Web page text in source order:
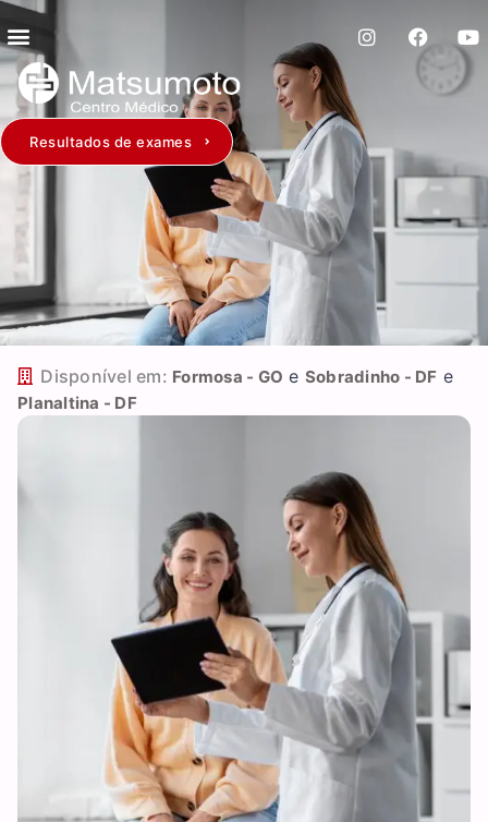
Resultados de exames
Disponível em: Formosa - GO e Sobradinho - DF e
Planaltina - DF